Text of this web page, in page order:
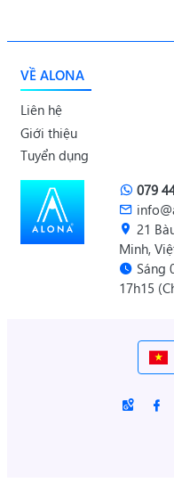
079
21
Minh,
Sáng
17h15
VỀ ALONA
Liên hệ
Giới thiệu
Tuyển dụng